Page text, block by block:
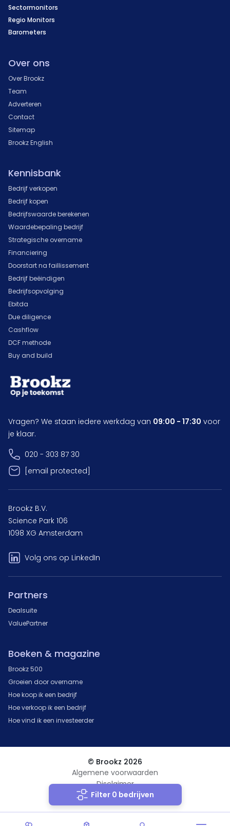
Filter 0 bedrijven
Sectormonitors
Regio Monitors
Barometers
Over ons
Over Brookz
Team
Adverteren
Contact
Sitemap
Brookz English
Kennisbank
Bedrijf verkopen
Bedrijf kopen
Bedrijfswaarde berekenen
Waardebepaling bedrijf
Strategische overname
Financiering
Doorstart na faillissement
Bedrijf beëindigen
Bedrijfsopvolging
Ebitda
Due diligence
Cashflow
DCF methode
Buy and build
Vragen? We staan iedere werkdag van 09:00 - 17:30 voor
je klaar.
020 - 303 87 30
[email protected]
Brookz B.V.
Science Park 106
1098 XG Amsterdam
Volg ons op LinkedIn
Partners
Dealsuite
ValuePartner
Boeken & magazine
Brookz 500
Groeien door overname
Hoe koop ik een bedrijf
Hoe verkoop ik een bedrijf
Hoe vind ik een investeerder
© Brookz 2026
Algemene voorwaarden
Disclaimer
Privacy Statement